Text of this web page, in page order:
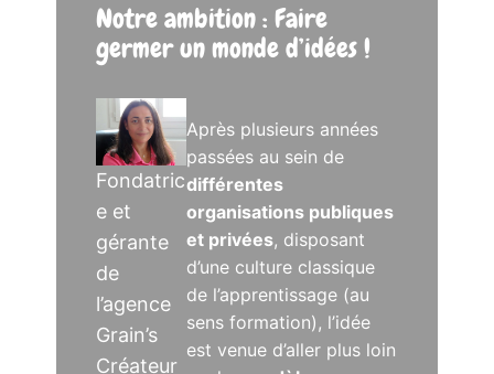
Notre ambition : Faire
germer un monde d’idées !
Fondatric
e et
gérante
de
l’agence
Grain’s
Créateur
Après plusieurs années
passées au sein de
différentes
organisations publiques
et privées, disposant
d’une culture classique
de l’apprentissage (au
sens formation), l’idée
est venue d’aller plus loin